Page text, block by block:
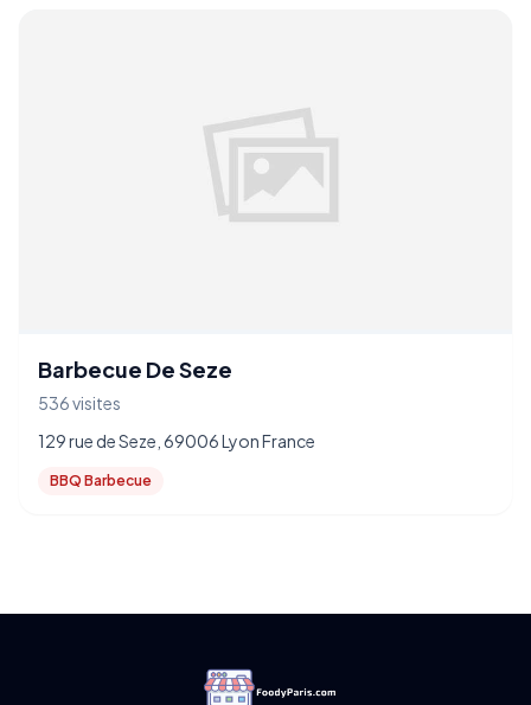
Barbecue De Seze
536 visites
129 rue de Seze, 69006 Lyon France
BBQ Barbecue